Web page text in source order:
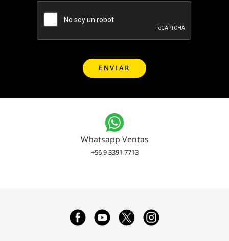
Whatsapp Ventas
+56 9 3391 7713